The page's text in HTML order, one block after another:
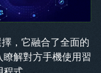
，它融合了全面的
解對方手機使用習